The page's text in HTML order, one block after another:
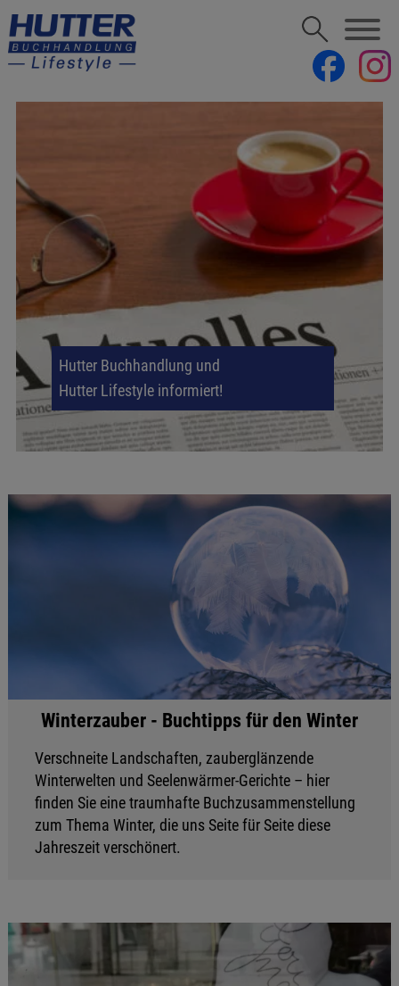
Hutter Buchhandlung und
Hutter Lifestyle informiert!
Winterzauber - Buchtipps für den Winter
Verschneite Landschaften, zauberglänzende
Winterwelten und Seelenwärmer-Gerichte – hier
finden Sie eine traumhafte Buchzusammenstellung
zum Thema Winter, die uns Seite für Seite diese
Jahreszeit verschönert.